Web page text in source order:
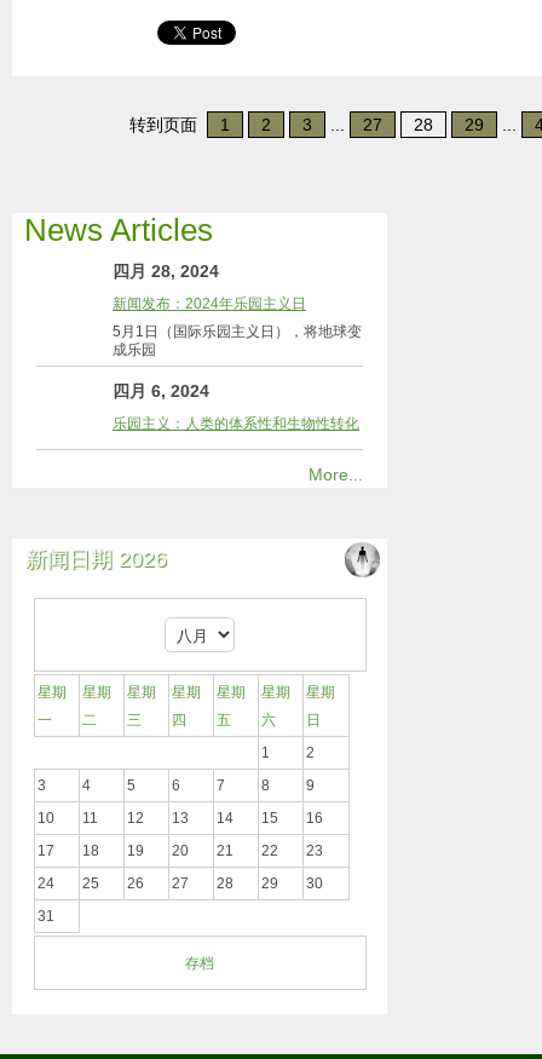
转到页面 1 2 3 27 28 29
News Articles
四月 28, 2024
新闻发布：2024年乐园主义日
5月1日（国际乐园主义日），将地球变
成乐园
四月 6, 2024
乐园主义：人类的体系性和生物性转化
More...
新闻日期 2026
星期
一
星期
二
星期
三
星期
四
星期
五
星期
六
星期
日
1
2
3
4 5 6 7 8
9
10
11 12 13 14 15
16
17
18 19 20 21 22
23
24
25 26 27 28 29
30
31
存档